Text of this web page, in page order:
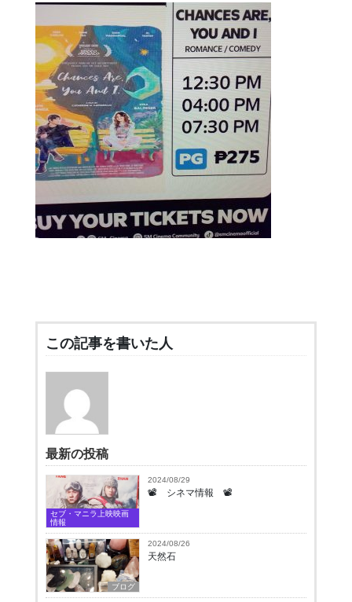
この記事を書いた人
最新の投稿
セブ・マニラ上映映画
情報
2024/08/29
📽 シネマ情報 📽
ブログ
2024/08/26
天然石